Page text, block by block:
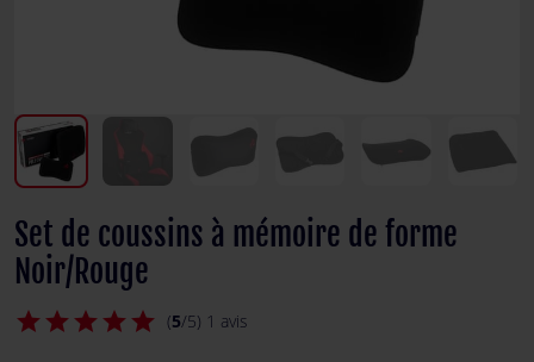
Set de coussins à mémoire de forme
Noir/Rouge
star
star
star
star
star (5/5) 1 avis